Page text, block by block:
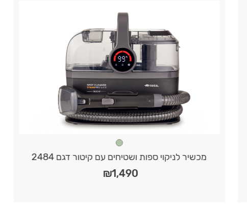
מכשיר לניקוי ספות ושטיחים עם קיטור דגם 2484
₪1,490